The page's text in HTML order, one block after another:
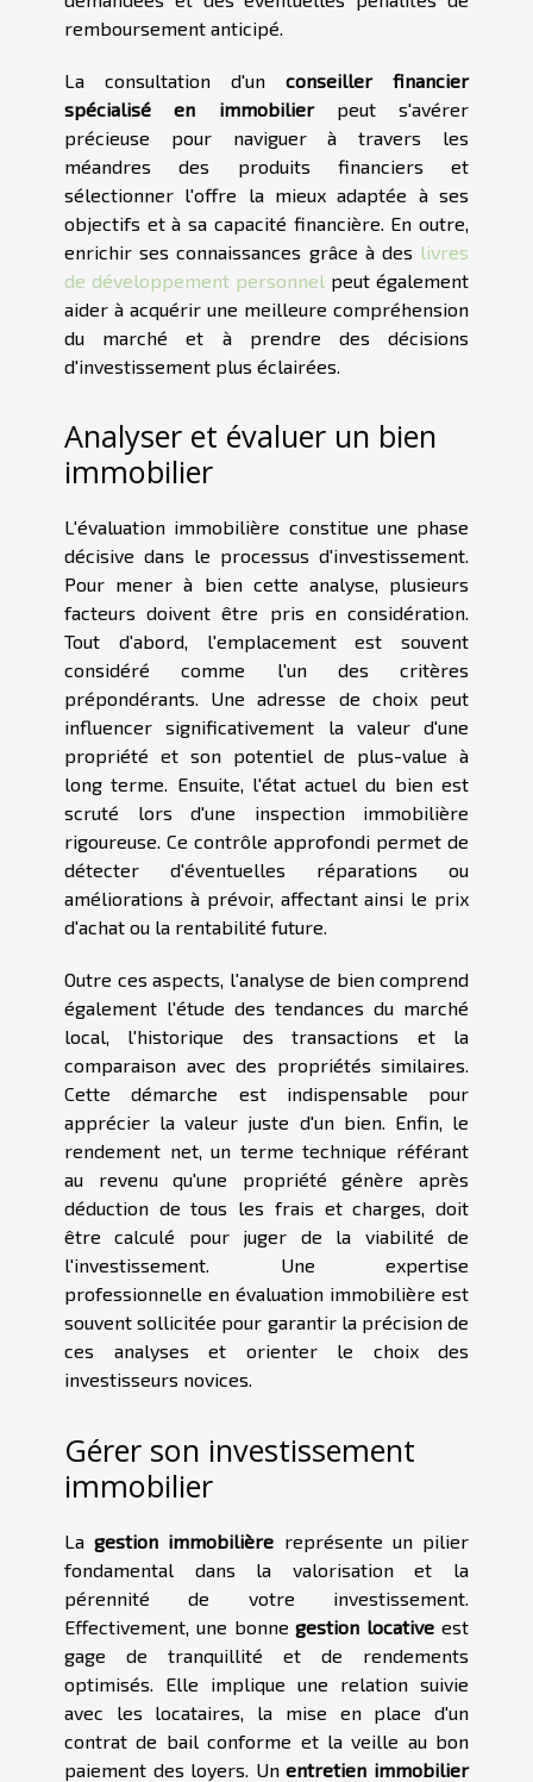
remboursement anticipé.
La consultation d'un conseiller financier
spécialisé en immobilierpeut s'avérer
précieuse pour naviguer à travers les
méandres des produits financiers et
sélectionner l'offre la mieux adaptée à ses
objectifs et à sa capacité financière. En outre,
enrichir ses connaissances grâce à des livres
de développement personnel peut également
aider à acquérir une meilleure compréhension
du marché et à prendre des décisions
d'investissement plus éclairées.
Analyser et évaluer un bien
immobilier
L'évaluation immobilière constitue une phase
décisive dans le processus d'investissement.
Pour mener à bien cette analyse, plusieurs
facteurs doivent être pris en considération.
Tout d'abord, l'emplacement est souvent
considéré comme l'un des critères
prépondérants. Une adresse de choix peut
influencer significativement la valeur d'une
propriété et son potentiel de plus-value à
long terme. Ensuite, l'état actuel du bien est
scruté lors d'une inspection immobilière
rigoureuse. Ce contrôle approfondi permet de
détecter d'éventuelles réparations ou
améliorations à prévoir, affectant ainsi le prix
d'achat ou la rentabilité future.
Outre ces aspects, l'analyse de bien comprend
également l'étude des tendances du marché
local, l'historique des transactions et la
comparaison avec des propriétés similaires.
Cette démarche est indispensable pour
apprécier la valeur juste d'un bien. Enfin, le
rendement net, un terme technique référant
au revenu qu'une propriété génère après
déduction de tous les frais et charges, doit
être calculé pour juger de la viabilité de
l'investissement. Une expertise
professionnelle en évaluation immobilière est
souvent sollicitée pour garantir la précision de
ces analyses et orienter le choix des
investisseurs novices.
Gérer son investissement
immobilier
Lagestion immobilière représente un pilier
fondamental dans la valorisation et la
pérennité de votre investissement.
Effectivement, une bonnegestion locative est
gage de tranquillité et de rendements
optimisés. Elle implique une relation suivie
avec les locataires, la mise en place d'un
contrat de bail conforme et la veille au bon
paiement des loyers. Unentretien immobilier